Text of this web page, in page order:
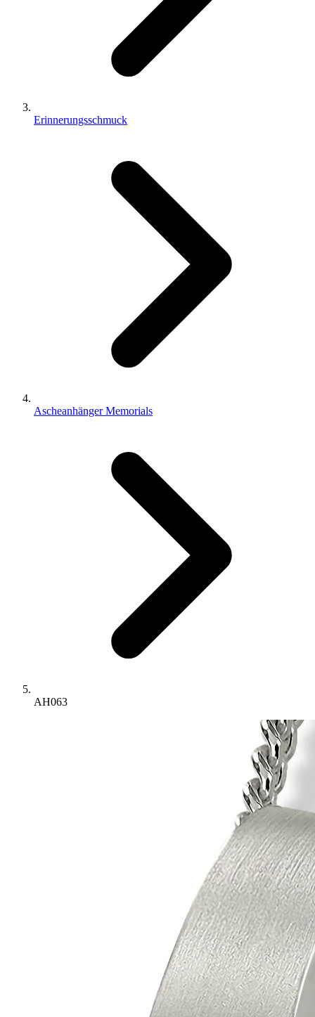
Erinnerungsschmuck
Ascheanhänger Memorials
AH063